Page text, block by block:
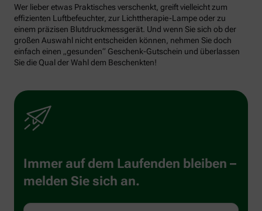
Wer lieber etwas Praktisches verschenkt, greift vielleicht zum
effizienten Luftbefeuchter, zur Lichttherapie-Lampe oder zu
einem präzisen Blutdruckmessgerät. Und wenn Sie sich ob der
großen Auswahl nicht entscheiden können, nehmen Sie doch
einfach einen „gesunden“ Geschenk-Gutschein und überlassen
Sie die Qual der Wahl dem Beschenkten!
Immer auf dem Laufenden bleiben –
melden Sie sich an.